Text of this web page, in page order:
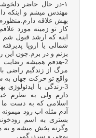
۱-در حال حاضر
مهندس میشم و اینکه
بهش علاقه
کار تو زمینه مورد
اینه که ارشد قبول شم
شمالی یا اروپا
بزنم و در برم.چون این
2-هدفم همیشه رضایت
مرگ از زندگیم راضی
واقع تو حرکت جهان
3-زندگی با ایدئولوژی
دارم ولی به نظرم
اسلامی که به دست ما
آدم مثله اب رود
بستری به اسم
وگرنه پخش میشه و به
پوچی و سردرگمی.